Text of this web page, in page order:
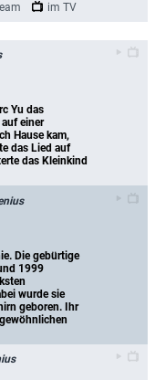
im TV
Yu das
einer
Hause kam,
das Lied auf
das Kleinkind
Die gebürtige
1999
wurde sie
geboren. Ihr